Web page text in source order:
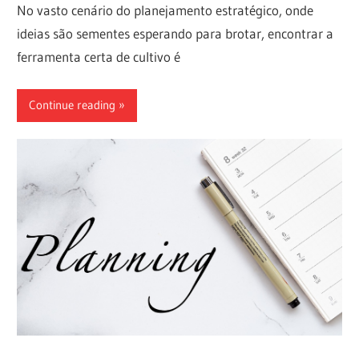
No vasto cenário do planejamento estratégico, onde
ideias são sementes esperando para brotar, encontrar a
ferramenta certa de cultivo é
Continue reading